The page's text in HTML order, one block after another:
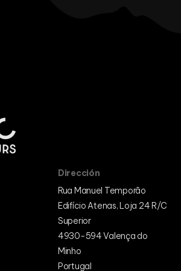
Dirección
Rua Manuel Temporão
Edifício Atenas, Loja 24 R/C
Superior
4930-594 Valença do
Minho
Portugal